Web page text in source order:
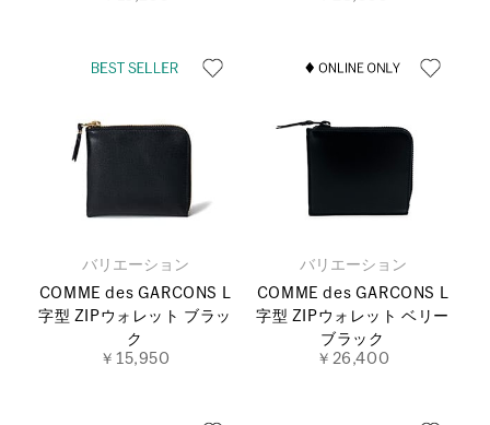
バリエーション
COMME des GARCONS L
字型 ZIPウォレット ブラッ
ク
￥15,950
バリエーション
COMME des GARCONS L
字型 ZIPウォレット ベリー
ブラック
￥26,400